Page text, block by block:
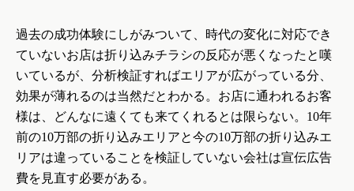
過去の成功体験にしがみついて、時代の変化に対応でき
ていないお店は折り込みチラシの反応が悪くなったと嘆
いているが、分析検証すればエリアが広がっている分、
効果が薄れるのは当然だとわかる。お店に通われるお客
様は、どんなに遠くても来てくれるとは限らない。 10年
前の10万部の折り込みエリアと今の10万部の折り込みエ
リアは違っていることを検証していない会社は宣伝広告
費を見直す必要がある。